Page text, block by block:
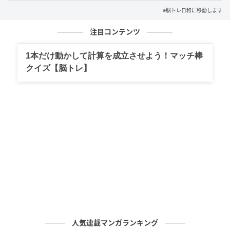
た！並べ替えて何の言葉？
の記事をもっとみる
※脳トレ日和に移動します
注目コンテンツ
1本だけ動かして計算を成立させよう！マッチ棒
クイズ【脳トレ】
人気連載マンガランキング